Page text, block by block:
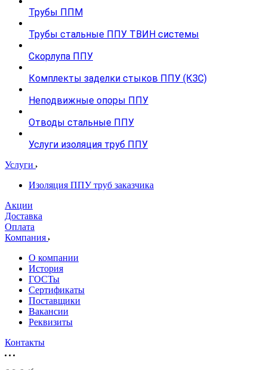
Трубы ППМ
Трубы стальные ППУ ТВИН системы
Скорлупа ППУ
Комплекты заделки стыков ППУ (КЗС)
Неподвижные опоры ППУ
Отводы стальные ППУ
Услуги изоляция труб ППУ
Услуги
Изоляция ППУ труб заказчика
Акции
Доставка
Оплата
Компания
О компании
История
ГОСТы
Сертификаты
Поставщики
Вакансии
Реквизиты
Контакты